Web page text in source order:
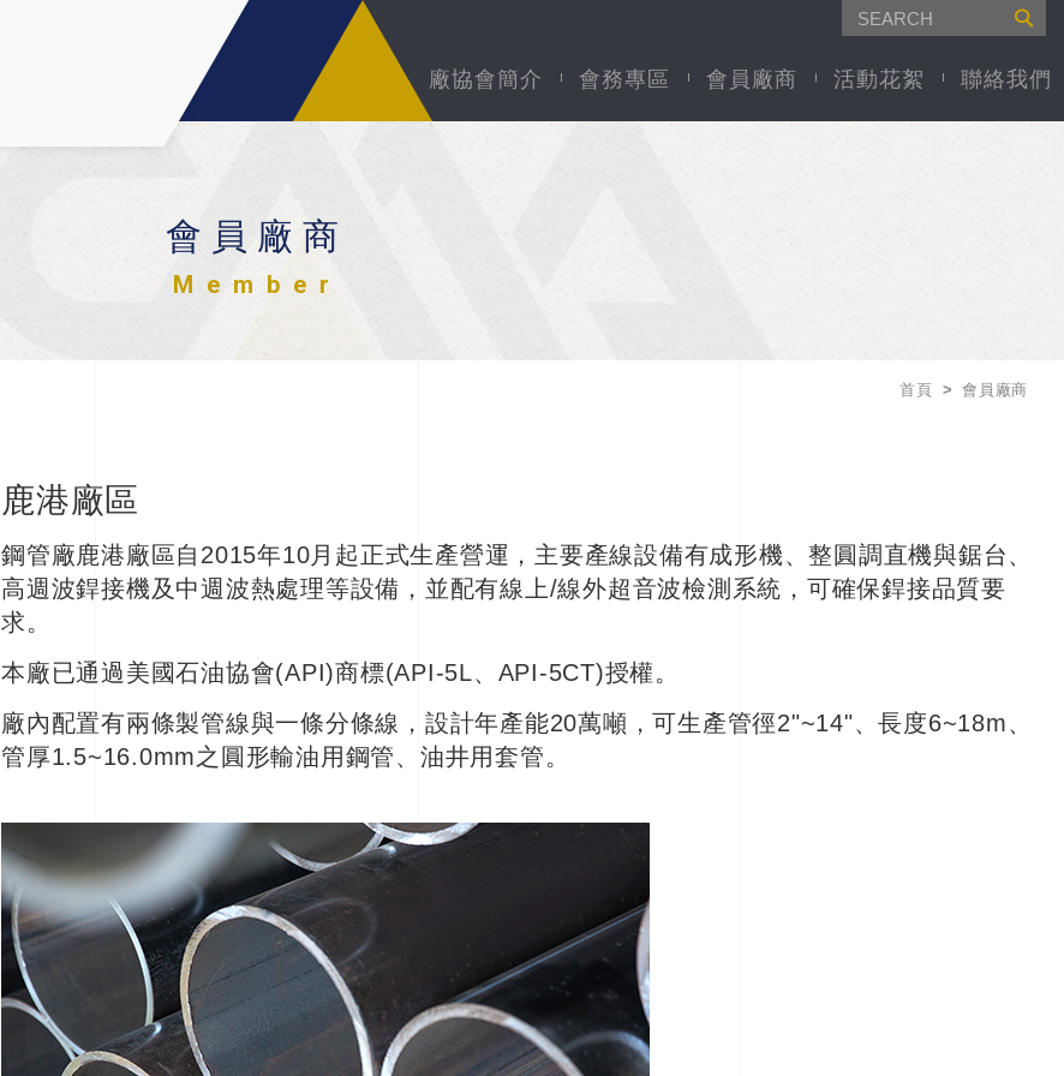
廠協會簡介 會務專區 會員廠商 活動花絮 聯絡我們
會員廠商
Member
首頁 會員廠商
鹿港廠區
鋼管廠鹿港廠區自2015年10月起正式生產營運，主要產線設備有成形機、整圓調直機與鋸台、
高週波銲接機及中週波熱處理等設備，並配有線上/線外超音波檢測系統，可確保銲接品質要
求。
本廠已通過美國石油協會(API)商標(API-5L、API-5CT)授權。
廠內配置有兩條製管線與一條分條線，設計年產能20萬噸，可生產管徑2"~14"、長度6~18m、
管厚1.5~16.0mm之圓形輸油用鋼管、油井用套管。